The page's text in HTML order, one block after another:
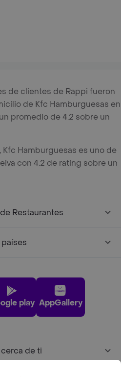
de clientes de Rappi fueron
de Kfc Hamburguesas en
promedio de 4.2 sobre un
Hamburguesas es uno de
con 4.2 de rating sobre un
Restaurantes
play AppGallery
de ti